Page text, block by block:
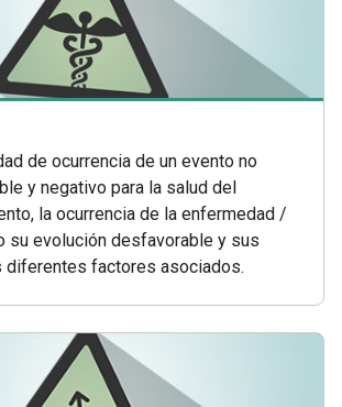
de ocurrencia de un evento no
y negativo para la salud del
la ocurrencia de la enfermedad /
su evolución desfavorable y sus
diferentes factores asociados.